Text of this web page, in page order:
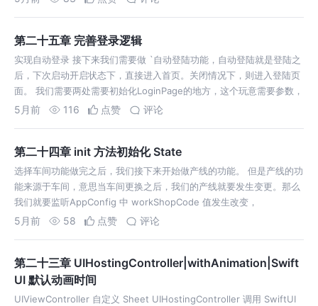
第二十五章 完善登录逻辑
实现自动登录 接下来我们需要做 `自动登陆功能，自动登陆就是登陆之
后，下次启动开启状态下，直接进入首页。关闭情况下，则进入登陆页
面。 我们需要两处需要初始化LoginPage的地方，这个玩意需要参数，
5月前 116 点赞 评论
第二十四章 init 方法初始化 State
选择车间功能做完之后，我们接下来开始做产线的功能。 但是产线的功
能来源于车间，意思当车间更换之后，我们的产线就要发生变更。那么
我们就要监听AppConfig 中 workShopCode 值发生改变，
5月前 58 点赞 评论
第二十三章 UIHostingController|withAnimation|Swift
UI 默认动画时间
UIViewController 自定义 Sheet UIHostingController 调用 SwiftUI